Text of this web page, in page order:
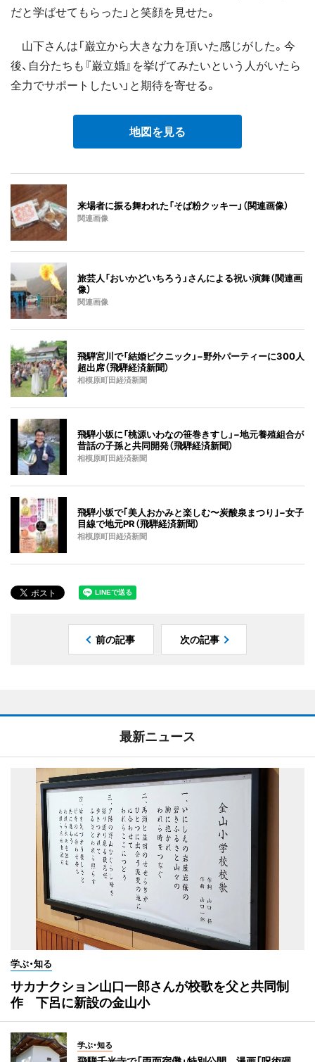
だと学ばせてもらった」と笑顔を見せた。
山下さんは「巌立から大きな力を頂いた感じがした。今
後、自分たちも『巌立婚』を挙げてみたいという人がいたら
全力でサポートしたい」と期待を寄せる。
地図を見る
来場者に振る舞われた「そば粉クッキー」（関連画像）
関連画像
旅芸人「おいかどいちろう」さんによる祝い演舞（関連画
像）
関連画像
飛騨宮川で「結婚ピクニック」−野外パーティーに300人
超出席（飛騨経済新聞）
相模原町田経済新聞
飛騨小坂に「桃源いわなの笹巻きすし」−地元養殖組合が
昔話の子孫と共同開発（飛騨経済新聞）
相模原町田経済新聞
飛騨小坂で｢美人おかみと楽しむ〜炭酸泉まつり｣−女子
目線で地元PR（飛騨経済新聞）
相模原町田経済新聞
前の記事 次の記事
最新ニュース
学ぶ・知る
サカナクション山口一郎さんが校歌を父と共同制
作 下呂に新設の金山小
学ぶ・知る